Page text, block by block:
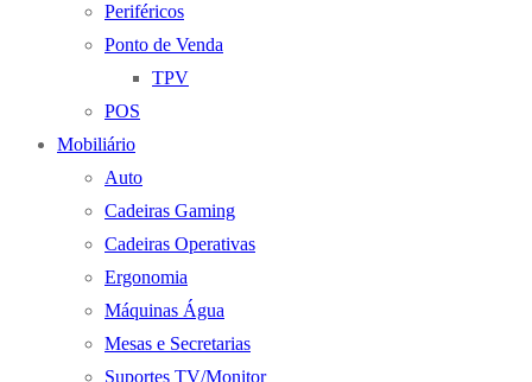
Periféricos
Ponto de Venda
TPV
POS
Mobiliário
Auto
Cadeiras Gaming
Cadeiras Operativas
Ergonomia
Máquinas Água
Mesas e Secretarias
Suportes TV/Monitor